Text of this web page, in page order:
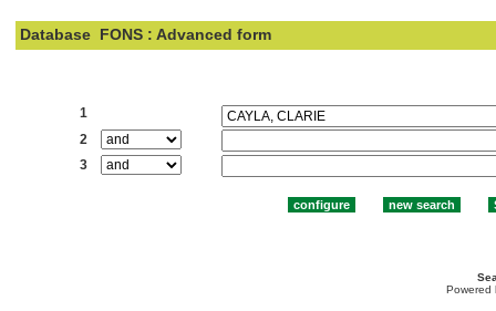
Database FONS : Advanced form
1
2
3
Powered